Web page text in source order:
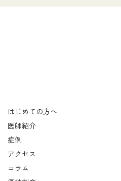
はじめての方へ
医師紹介
症例
アクセス
コラム